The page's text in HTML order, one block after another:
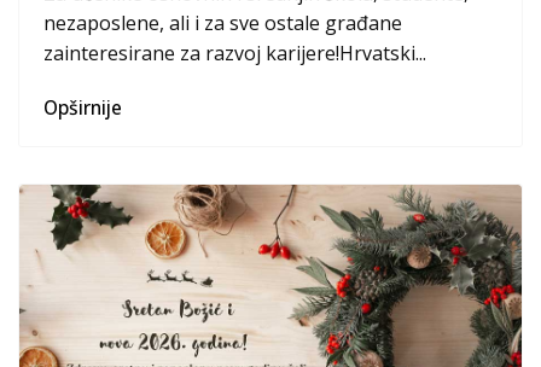
nezaposlene, ali i za sve ostale građane
zainteresirane za razvoj karijere!Hrvatski...
Opširnije